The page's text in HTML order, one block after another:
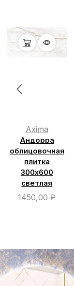
Axima
Андорра
облицовочная
плитка
300х600
светлая
1450,00₽